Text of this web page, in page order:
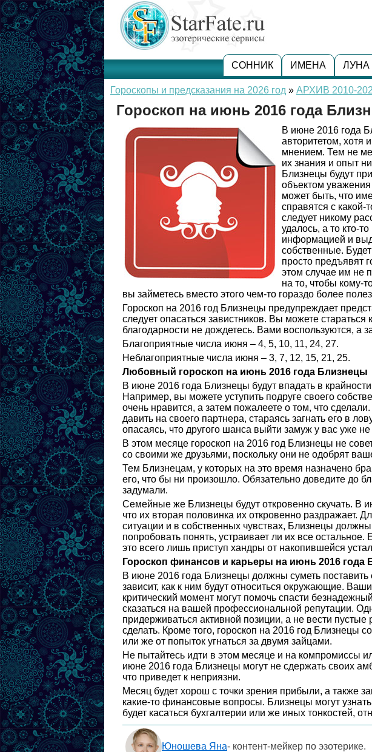
СОННИК ИМЕНА ЛУНА
Гороскопы и предсказания на 2026 год » АРХИВ 2010-
Гороскоп на июнь 2016 года
В июне 2016 года
авторитетом, хотя
мнением. Тем не
их знания и опыт
Близнецы будут
объектом
может быть, что
справятся с какой-
следует никому
удалось, а то кто-
информацией и
собственные.
просто предъявят
этом случае им не
на то, чтобы кому-
вы займетесь вместо этого чем-то гораздо более
Гороскоп на 2016 год Близнецы предупреждает
следует опасаться завистников. Вы можете
благодарности не дождетесь. Вами воспользуются, а
Благоприятные числа июня – 4, 5, 10, 11, 24, 27.
Неблагоприятные числа июня – 3, 7, 12, 15, 21, 25.
Любовный гороскоп на июнь 2016 года Близнецы
В июне 2016 года Близнецы будут впадать в
Например, вы можете уступить подруге своего
очень нравится, а затем пожалеете о том, что
давить на своего партнера, стараясь загнать его в
опасаясь, что другого шанса выйти замуж у вас уже не
В этом месяце гороскоп на 2016 год Близнецы не
со своими же друзьями, поскольку они не одобрят
Тем Близнецам, у которых на это время назначено
его, что бы ни произошло. Обязательно доведите до
задумали.
Семейные же Близнецы будут откровенно скучать. В
что их вторая половинка их откровенно раздражает.
ситуации и в собственных чувствах, Близнецы
попробовать понять, устраивает ли их все остальное.
это всего лишь приступ хандры от накопившейся
Гороскоп финансов и карьеры на июнь 2016 года
В июне 2016 года Близнецы должны суметь
зависит, как к ним будут относиться окружающие.
критический момент могут помочь спасти
сказаться на вашей профессиональной репутации.
придерживаться активной позиции, а не вести
сделать. Кроме того, гороскоп на 2016 год Близнецы
или же от попыток угнаться за двумя зайцами.
Не пытайтесь идти в этом месяце и на компромиссы
июне 2016 года Близнецы могут не сдержать своих
что приведет к неприязни.
Месяц будет хорош с точки зрения прибыли, а также
какие-то финансовые вопросы. Близнецы могут
будет касаться бухгалтерии или же иных тонкостей,
Юношева Яна- контент-мейкер по эзотерике.